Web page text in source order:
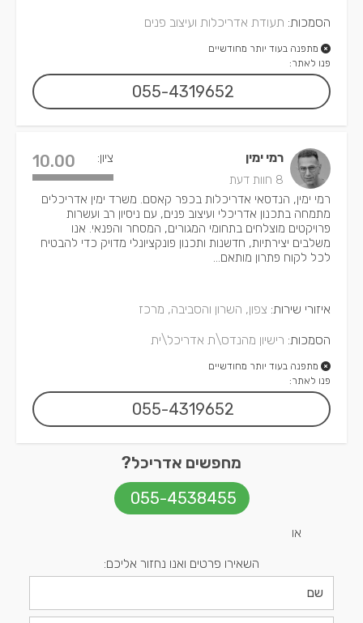
הסמכות: תעודת אדריכלות ועיצוב פנים
מתפנה בעוד יותר מחודשיים
פנו לאתר:
055-4319652
רמי ימין
8 חוות דעת
ציון: 10.00
רמי ימין, הנדסאי אדריכלות בכפר קאסם. משרד ימין אדריכלים
מתמחה בתכנון אדריכלי ועיצוב פנים, עם ניסיון רב ועשרות
פרויקטים מוצלחים בתחומי המגורים, המסחר והפנאי. אנו
משלבים יצירתיות, חדשנות ותכנון פונקציונלי מדויק כדי להבטיח
לכל לקוח פתרון מותאם...
איזורי שירות: צפון, השרון והסביבה, מרכז
הסמכות: רישיון מהנדס\ת אדריכל\ית
מתפנה בעוד יותר מחודשיים
פנו לאתר:
055-4319652
מחפשים אדריכל?
055-4538455
או
השאירו פרטים ואנו נחזור אליכם: